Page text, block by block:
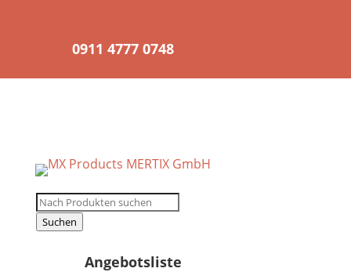
0911 4777 0748
Products
search
Suchen
Angebotsliste